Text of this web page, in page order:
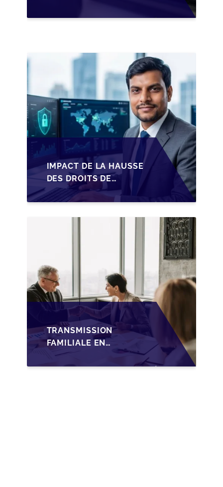
LES DIRIGEANTS DE
IMPACT DE LA HAUSSE
DES DROITS DE
SUCCESSION EN
WALLONIE SUR LA
TRANSMISSION
TRANSMISSION
FAMILIALE EN
WALLONIE :
NOUVELLES